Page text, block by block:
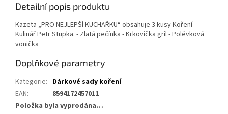
Detailní popis produktu
Kazeta „PRO NEJLEPŠÍ KUCHAŘKU“ obsahuje 3 kusy Koření
Kulinář Petr Stupka. - Zlatá pečínka - Krkovička gril - Polévková
vonička
Doplňkové parametry
Kategorie: Dárkové sady koření
EAN:
8594172457011
Položka byla vyprodána…